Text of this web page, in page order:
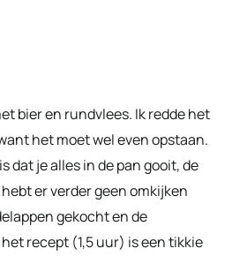
bier en rundvlees. Ik redde het
het moet wel even opstaan.
dat je alles in de pan gooit, de
er verder geen omkijken
gekocht en de
recept (1,5 uur) is een tikkie